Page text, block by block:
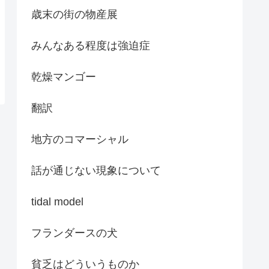
歳末の街の物産展
みんなある程度は強迫症
乾燥マンゴー
翻訳
地方のコマーシャル
話が通じない現象について
tidal model
フランダースの犬
貧乏はどういうものか